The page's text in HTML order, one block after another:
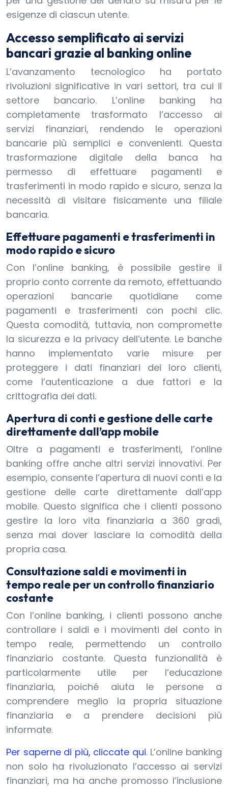
esigenze di ciascun utente.
Accesso semplificato ai servizi
bancari grazie al banking online
L’avanzamento tecnologico ha portato
rivoluzioni significative in vari settori, tra cui il
settore bancario. L’online banking ha
completamente trasformato l’accesso ai
servizi finanziari, rendendo le operazioni
bancarie più semplici e convenienti. Questa
trasformazione digitale della banca ha
permesso di effettuare pagamenti e
trasferimenti in modo rapido e sicuro, senza la
necessità di visitare fisicamente una filiale
bancaria.
Effettuare pagamenti e trasferimenti in
modo rapido e sicuro
Con l’online banking, è possibile gestire il
proprio conto corrente da remoto, effettuando
operazioni bancarie quotidiane come
pagamenti e trasferimenti con pochi clic.
Questa comodità, tuttavia, non compromette
la sicurezza e la privacy dell’utente. Le banche
hanno implementato varie misure per
proteggere i dati finanziari dei loro clienti,
come l’autenticazione a due fattori e la
crittografia dei dati.
Apertura di conti e gestione delle carte
direttamente dall’app mobile
Oltre a pagamenti e trasferimenti, l’online
banking offre anche altri servizi innovativi. Per
esempio, consente l’apertura di nuovi conti e la
gestione delle carte direttamente dall’app
mobile. Questo significa che i clienti possono
gestire la loro vita finanziaria a 360 gradi,
senza mai dover lasciare la comodità della
propria casa.
Consultazione saldi e movimenti in
tempo reale per un controllo finanziario
costante
Con l’online banking, i clienti possono anche
controllare i saldi e i movimenti del conto in
tempo reale, permettendo un controllo
finanziario costante. Questa funzionalità è
particolarmente utile per l’educazione
finanziaria, poiché aiuta le persone a
comprendere meglio la propria situazione
finanziaria e a prendere decisioni più
informate.
Per saperne di più, cliccate qui. L’online banking
non solo ha rivoluzionato l’accesso ai servizi
finanziari, ma ha anche promosso l’inclusione